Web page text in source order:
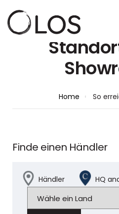
Home So
Finde einen Händler
Händler HQ